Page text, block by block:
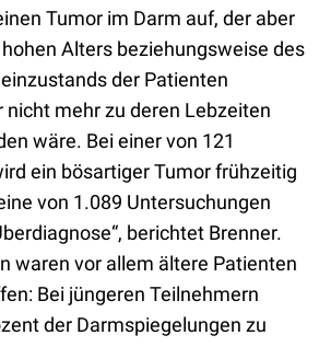
Tumor im Darm auf, der aber
Alters beziehungsweise des
der Patienten
mehr zu deren Lebzeiten
wäre. Bei einer von 121
ein bösartiger Tumor frühzeitig
von 1.089 Untersuchungen
berichtet Brenner.
waren vor allem ältere Patienten
Bei jüngeren Teilnehmern
der Darmspiegelungen zu